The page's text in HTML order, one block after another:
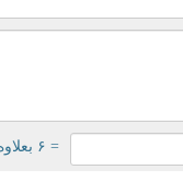
= ۶ بعلاوه ۳